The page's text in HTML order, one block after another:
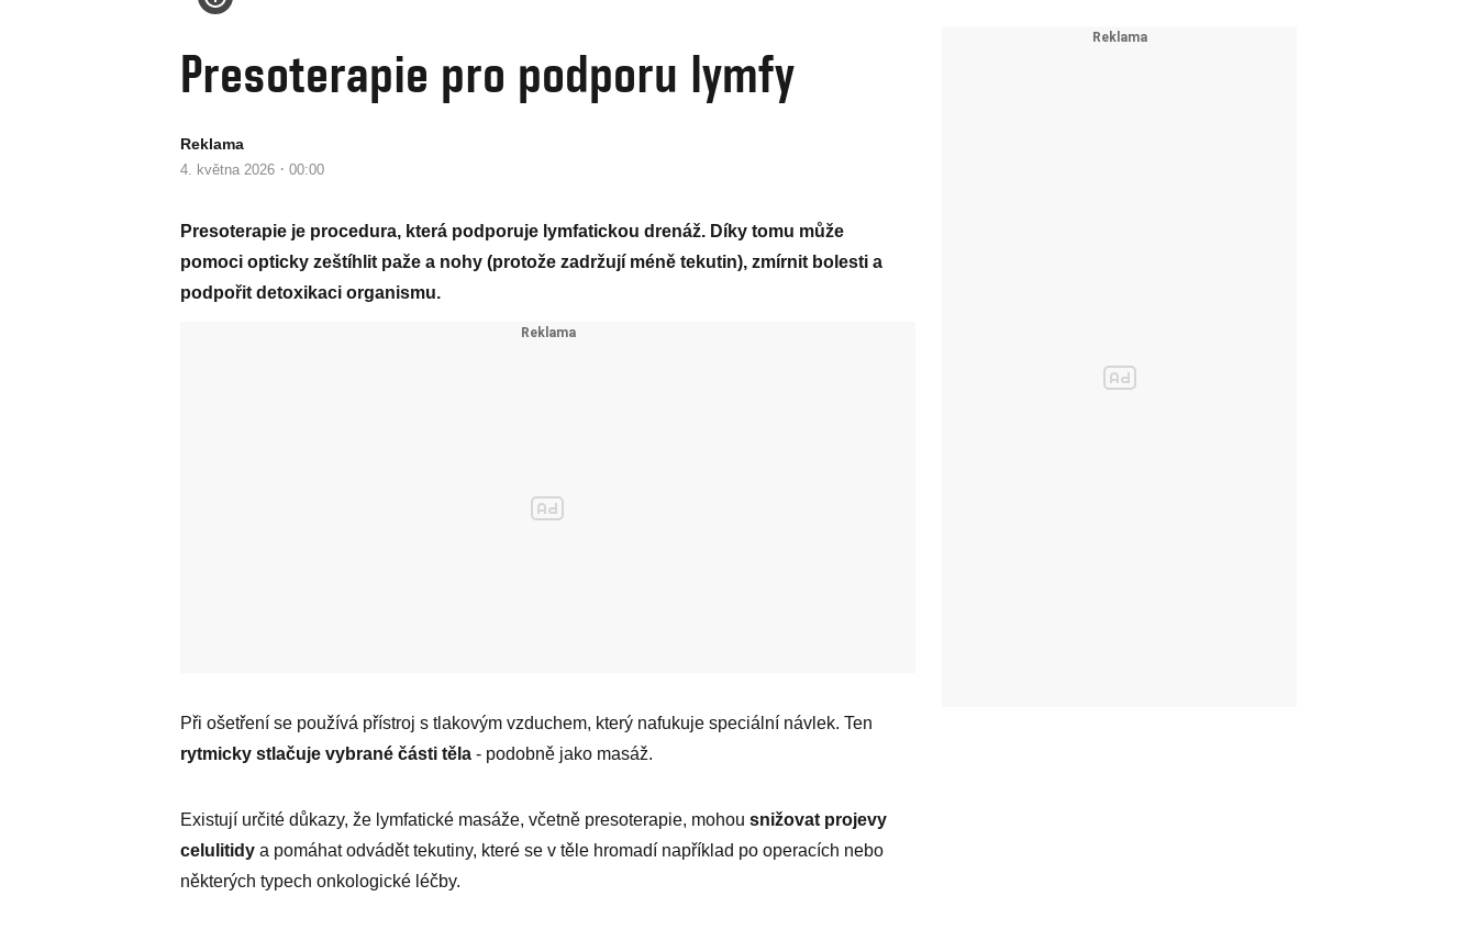
Presoterapie pro podporu lymfy
Reklama
4. května 2026 · 00:00
Presoterapie je procedura, která podporuje lymfatickou drenáž. Díky tomu může
pomoci opticky zeštíhlit paže a nohy (protože zadržují méně tekutin), zmírnit bolesti a
podpořit detoxikaci organismu.
Při ošetření se používá přístroj s tlakovým vzduchem, který nafukuje speciální návlek. Ten
rytmicky stlačuje vybrané části těla - podobně jako masáž.
Existují určité důkazy, že lymfatické masáže, včetně presoterapie, mohou snižovat projevy
celulitidy a pomáhat odvádět tekutiny, které se v těle hromadí například po operacích nebo
některých typech onkologické léčby.